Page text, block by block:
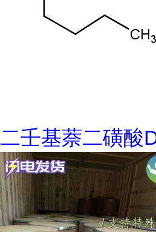
二壬基萘二磺酸